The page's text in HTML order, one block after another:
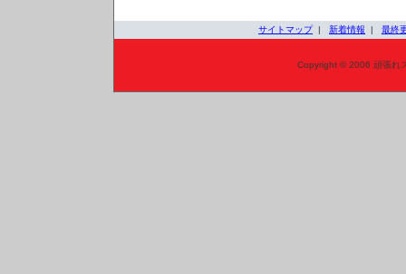
サイトマップ| 新着情報 | 最終
Copyright © 2006 頑張れ